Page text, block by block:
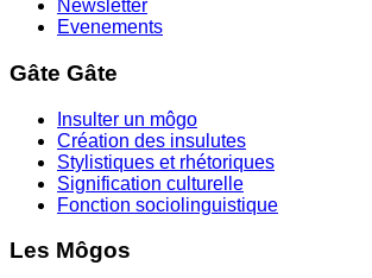
Newsletter
Evenements
Gâte Gâte
Insulter un môgo
Création des insulutes
Stylistiques et rhétoriques
Signification culturelle
Fonction sociolinguistique
Les Môgos